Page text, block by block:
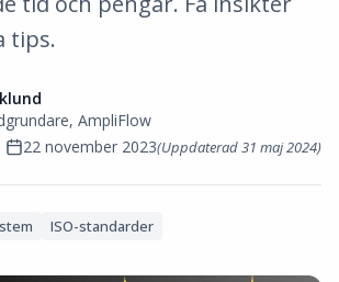
tips.
AmpliFlow
22 november 2023(Uppdaterad31 maj 2024)
ISO-standarder